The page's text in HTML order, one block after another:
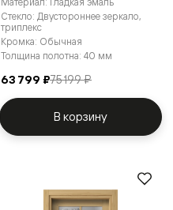
Стекло: Двустороннее зеркало,
триплекс
Кромка: Обычная
Толщина полотна: 40 мм
63 799 ₽75 199 ₽
В корзину